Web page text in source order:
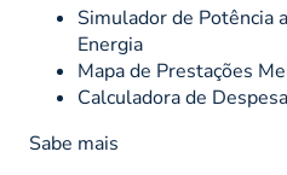
Simulador de Potência
Energia
Mapa de Prestações
Calculadora de
Sabe mais